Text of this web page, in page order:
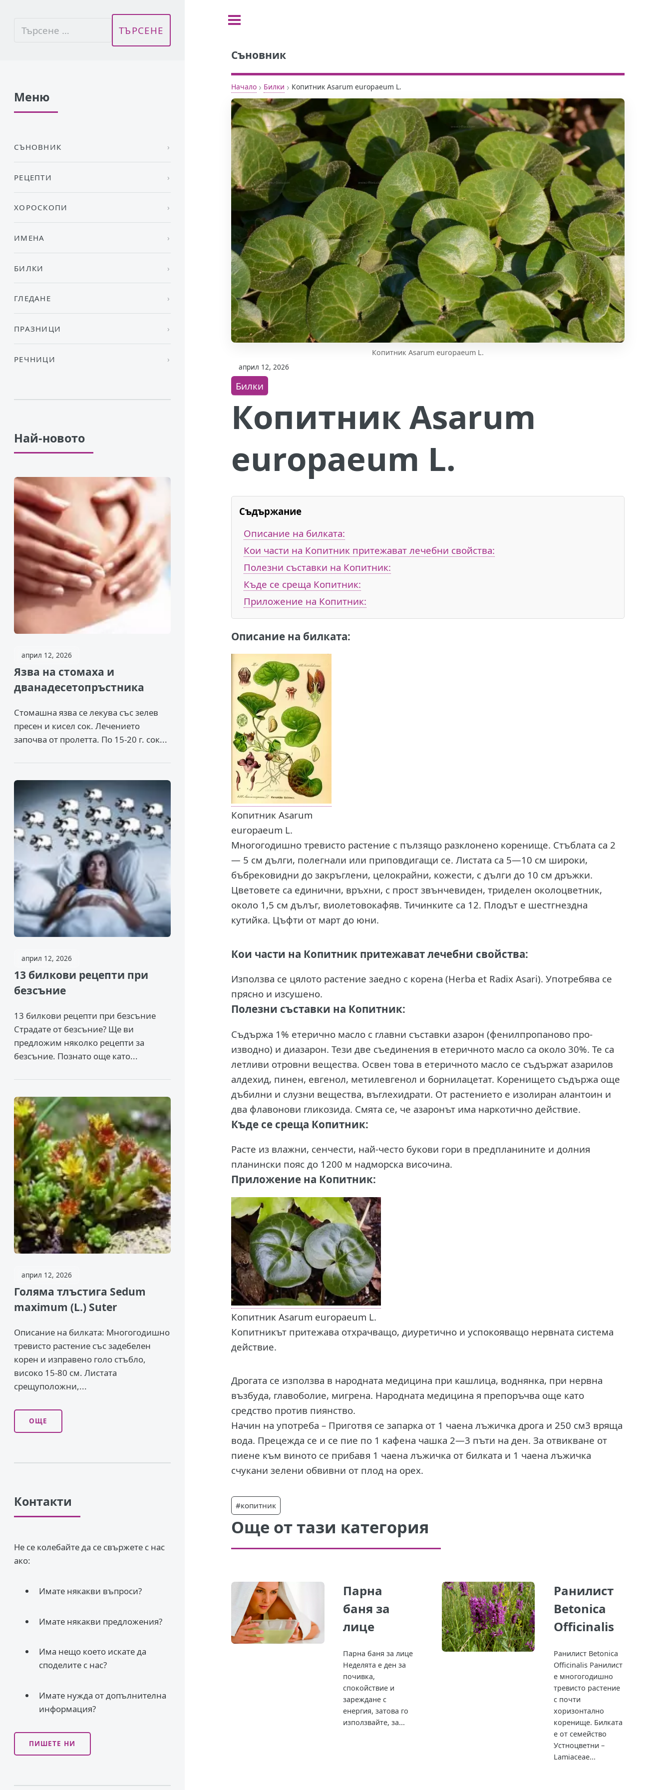
Съновник
Начало › Билки › Копитник Asarum europaeum L.
Копитник Asarum europaeum L.
април 12, 2026
Билки
Копитник Asarum
europaeum L.
Съдържание
Описание на билката:
Кои части на Копитник притежават лечебни свойства:
Полезни съставки на Копитник:
Къде се среща Копитник:
Приложение на Копитник:
Описание на билката:
Копитник Asarum
europaeum L.
Многогодишно тревисто растение с пълзящо разклонено коренище. Стъблата са 2
— 5 см дълги, полегнали или приповдигащи се. Листата са 5—10 см широки,
бъбрековидни до закръглени, целокрайни, кожести, с дълги до 10 см дръжки.
Цветовете са единични, връхни, с прост звънчевиден, триделен околоцветник,
около 1,5 см дълъг, виолетовокафяв. Тичинките са 12. Плодът е шестгнездна
кутийка. Цъфти от март до юни.
Кои части на Копитник притежават лечебни свойства:
Използва се цялото растение заедно с корена (Herba et Radix Asari). Употребява се
прясно и изсушено.
Полезни съставки на Копитник:
Съдържа 1% етерично масло с главни съставки азарон (фенилпропаново про­
изводно) и диазарон. Тези две съединения в етеричното масло са около 30%. Те са
летливи отровни вещества. Освен това в етеричното масло се съдържат азарилов
алдехид, пинен, евгенол, метилевгенол и борнилацетат. Коренището съдържа още
дъбилни и слузни вещества, въглехидрати. От растението е изолиран алантоин и
два флавонови гликозида. Смята се, че азаронът има наркотично действие.
Къде се среща Копитник:
Расте из влажни, сенчести, най-често букови гори в предпланините и долния
планински пояс до 1200 м надморска височина.
Приложение на Копитник:
Копитник Asarum europaeum L.
Копитникът притежава отхрачващо, диуретично и успокояващо нер­вната система
действие.
Дрогата се използва в народната медицина при кашлица, воднянка, при нервна
възбуда, главоболие, мигрена. Народната медицина я препоръчва още като
средство против пиянство.
Начин на употреба – Приготвя се запарка от 1 чаена лъжичка дрога и 250 см3 вряща
вода. Прецежда се и се пие по 1 кафена чашка 2—3 пъти на ден. За отвикване от
пиене към виното се прибавя 1 чаена лъжичка от билката и 1 чаена лъжичка
счукани зелени обвивни от плод на орех.
#копитник
Още от тази категория
Парна
баня за
лице
Парна баня за лице
Неделята е ден за
почивка,
спокойствие и
зареждане с
енергия, затова го
използвайте, за...
Ранилист
Betonica
Officinalis
Ранилист Betonica
Officinalis Ранилист
е многогодишно
тревисто растение
с почти
хоризонтално
коренище. Билката
е от семейство
Устноцветни –
Lamiaceae...
Меню
СЪНОВНИК
РЕЦЕПТИ
ХОРОСКОПИ
ИМЕНА
БИЛКИ
ГЛЕДАНЕ
ПРАЗНИЦИ
РЕЧНИЦИ
Най-новото
април 12, 2026
Язва на стомаха и
дванадесетопръстника
Стомашна язва се лекува със зелев
пресен и кисел сок. Лечението
започва от пролетта. По 15-20 г. сок...
април 12, 2026
13 билкови рецепти при
безсъние
13 билкови рецепти при безсъние
Страдате от безсъние? Ще ви
предложим няколко рецепти за
безсъние. Познато още като...
април 12, 2026
Голяма тлъстига Sedum
maximum (L.) Suter
Описание на билката: Многогодишно
тревисто растение със задебелен
корен и изправено го­ло стъбло,
високо 15-80 см. Листата
срещуположни,...
ОЩЕ
Контакти
Не се колебайте да се свържете с нас
ако:
Имате някакви въпроси?
Имате някакви предложения?
Има нещо което искате да
споделите с нас?
Имате нужда от допълнителна
информация?
ПИШЕТЕ НИ